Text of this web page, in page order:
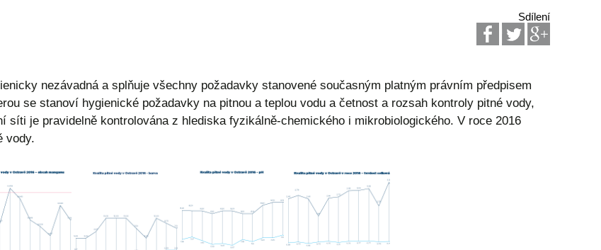
Sdílení
nezávadná a splňuje všechny požadavky stanovené současným platným právním předpisem
se stanoví hygienické požadavky na pitnou a teplou vodu a četnost a rozsah kontroly pitné vody,
je pravidelně kontrolována z hlediska fyzikálně-chemického i mikrobiologického. V roce 2016
vody.